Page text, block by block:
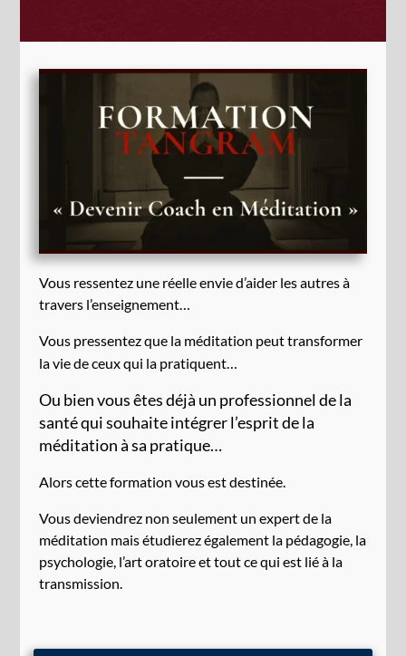
Vous ressentez une réelle envie d’aider les autres à
travers l’enseignement…
Vous pressentez que la méditation peut transformer
la vie de ceux qui la pratiquent…
Ou bien vous êtes déjà un professionnel de la
santé qui souhaite intégrer l’esprit de la
méditation à sa pratique…
Alors cette formation vous est destinée.
Vous deviendrez non seulement un expert de la
méditation mais étudierez également la pédagogie, la
psychologie, l’art oratoire et tout ce qui est lié à la
transmission.